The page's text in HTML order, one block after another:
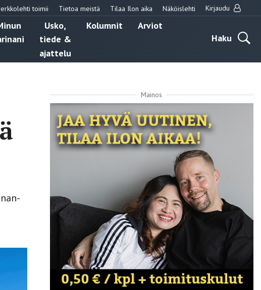
toimii Tietoa meistä Tilaa Ilon aika Näköislehti Kirjaudu
Usko,
tiede &
ajattelu
Kolumnit
Arviot
Haku
Mainos